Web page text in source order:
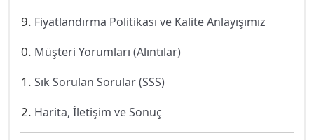
Fiyatlandırma Politikası ve Kalite Anlayışımız
Müşteri Yorumları (Alıntılar)
Sık Sorulan Sorular (SSS)
Harita, İletişim ve Sonuç